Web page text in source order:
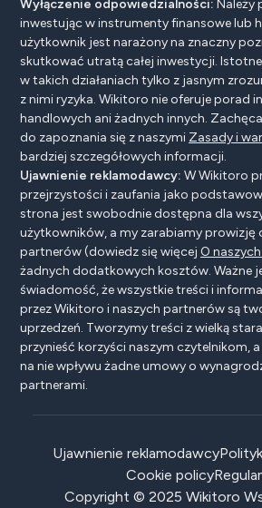
Wyłączenie odpowiedzialności: Należy
inwestując w instrumenty finansowe lub
użytkownik jest narażony na znaczny
skutkować utratą całej inwestycji.
w takich działaniach tylko z jasnym
z nimi ryzyka. Wikitoro nie oferuje porad
handlowych ani żadnych innych.
do zapoznania się z naszymi Zasady i
bardziej szczegółowych informacji.
Ujawnienie reklamodawcy: W Wikitoro
przejrzystości i zaufania jako
strona jest swobodnie dostępna dla
użytkowników, a my zarabiamy prowizję
partnerów (dowiedz się więcej O
żadnych dodatkowych kosztów. Ważne
świadomość, że wszystkie treści i
przez Wikitoro i naszych partnerów są
uprzedzeń. Tworzymy treści z wielką
przynieść korzyści naszym czytelnikom,
na nie wpływu żadne umowy o
partnerami.
Copyright © 2025 Wikitoro
Ujawnienie reklamodawcy
Cookie policy